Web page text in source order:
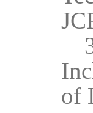
of